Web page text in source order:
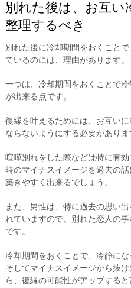
別れた後は、お互い
整理するべき
別れた後に冷却期間をおくこと
ているのには、理由があります。
一つは、冷却期間をおくことで
が出来る点です。
復縁を叶えるためには、お互い
ならないようにする必要がありま
喧嘩別れをした際などは特に有
時のマイナスイメージを過去の
築きやすく出来るでしょう。
また、男性は、特に過去の思い
れていますので、別れた恋人の
です。
冷却期間をおくことで、冷静に
そしてマイナスイメージから抜
ら、復縁の可能性がアップすると